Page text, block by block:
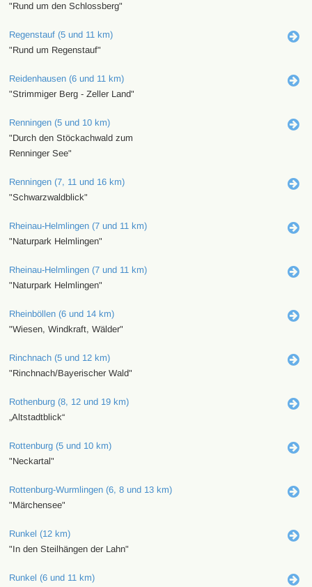
"Rund um den Schlossberg"
Regenstauf (5 und 11 km)
"Rund um Regenstauf"
Reidenhausen (6 und 11 km)
"Strimmiger Berg - Zeller Land"
Renningen (5 und 10 km)
"Durch den Stöckachwald zum
Renninger See"
Renningen (7, 11 und 16 km)
"Schwarzwaldblick"
Rheinau-Helmlingen (7 und 11 km)
"Naturpark Helmlingen"
Rheinau-Helmlingen (7 und 11 km)
"Naturpark Helmlingen"
Rheinböllen (6 und 14 km)
"Wiesen, Windkraft, Wälder"
Rinchnach (5 und 12 km)
"Rinchnach/Bayerischer Wald"
Rothenburg (8, 12 und 19 km)
„Altstadtblick“
Rottenburg (5 und 10 km)
"Neckartal"
Rottenburg-Wurmlingen (6, 8 und 13 km)
"Märchensee"
Runkel (12 km)
"In den Steilhängen der Lahn"
Runkel (6 und 11 km)